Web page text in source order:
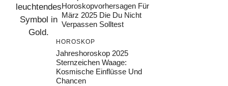
Horoskopvorhersagen Für
März 2025 Die Du Nicht
Verpassen Solltest
HOROSKOP
Jahreshoroskop 2025
Sternzeichen Waage:
Kosmische Einflüsse Und
Chancen